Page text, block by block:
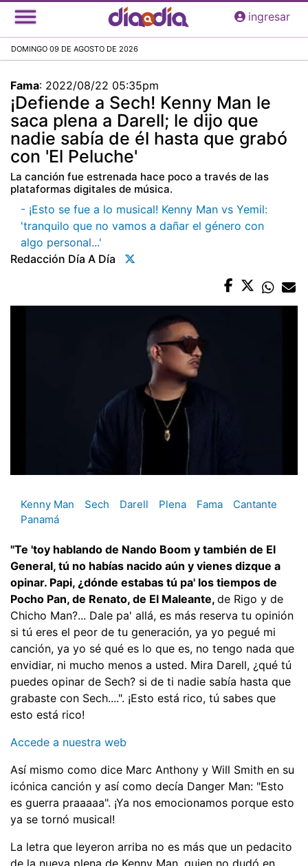
Pasar
al
principal
ingresar
DOMINGO 09 DE AGOSTO DE 2026
Fama: 2022/08/22 05:35pm
¡Defiende a Sech! Kenny Man le
saca plena a Darell; le dijo que
nadie sabía de él hasta que grabó
con 'El Peluche'
La canción fue estrenada hace poco a través de las
plataformas digitales de música.
- ¡Esto se fue a lo musical! Kenny Man vs Yemil:
'tranquilo que no vamos a dañar el género con
algo personal...'
Redacción Día A Día
Kenny Man Sech Darell Plena Fama
Cantante
Panamá
"Te 'toy hablando de Nando Boom y también de El
General, tú no habías nacido aún y vienes dizque a
opinar. Papi, ¿dónde estabas tú pa' los tiempos de
Pocho Pan, de Renato, de El Maleante, de Rigo y de
Chicho Man?... Dale pa' allá, es más reserva tu opinión
si tú eres el peor de tu generación, ya yo pegué mi
canción, ya yo sé qué es lo que es, no tengo nada que
envidiar, ni mucho menos a usted. Mira Darell, ¿qué tú
puedes opinar de Sech? si de ti nadie sabía hasta que
grabaste con Sech....". ¡Esto está rico, tú sabes que
esto está rico!
Accede a nuestra web
Así mismo como dice Marc Anthony y Will Smith en su
icónica canción y así como decía Danger Man: "Esto
es guerra praaaaa". ¡Ya nos emocionamos porque esto
ya se tornó musical!
La letra que leyeron arriba no es más que un pedacito
de la nueva plena de Kenny Man, quien no dudó en